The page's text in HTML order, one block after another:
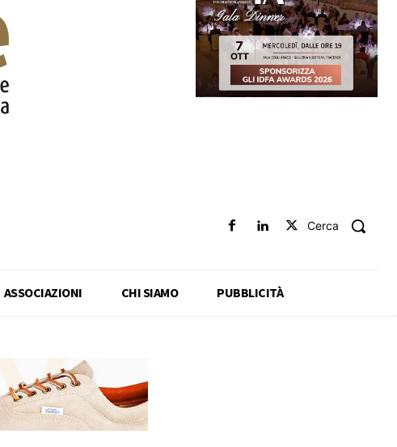
Cerca
ASSOCIAZIONI CHI SIAMO PUBBLICITÀ